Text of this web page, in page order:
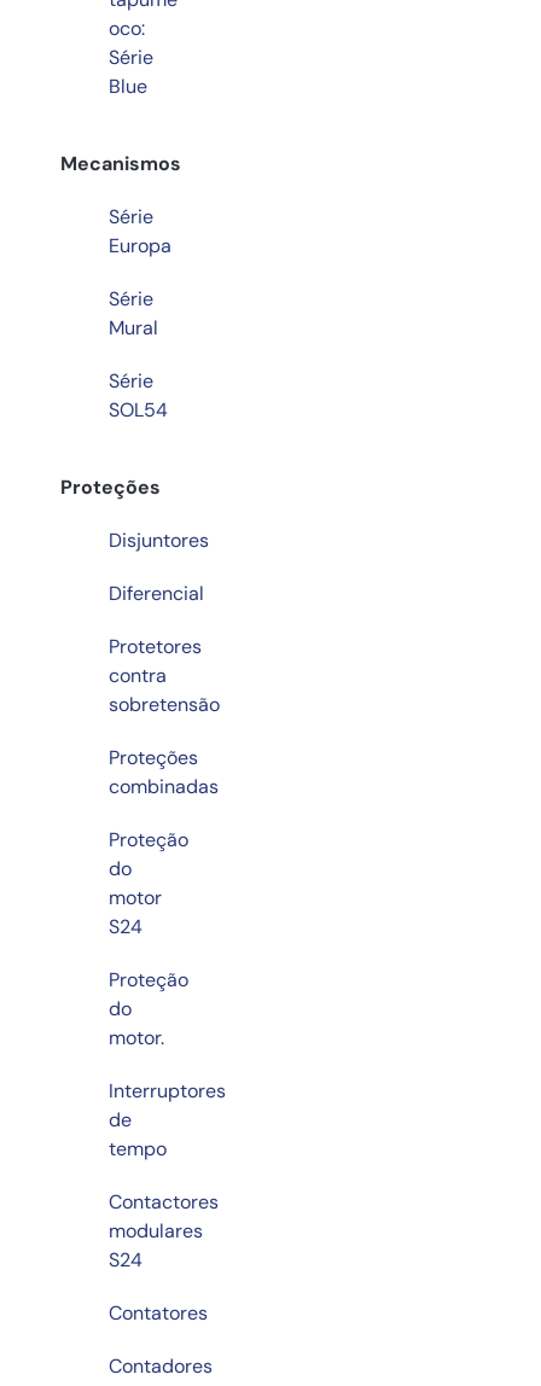
oco:
Série
Blue
Mecanismos
Série
Europa
Série
Mural
Série
SOL54
Proteções
Disjuntores
Diferencial
Protetores
contra
sobretensão
Proteções
combinadas
Proteção
do
motor
S24
Proteção
do
motor.
Interruptores
de
tempo
Contactores
modulares
S24
Contatores
Contadores